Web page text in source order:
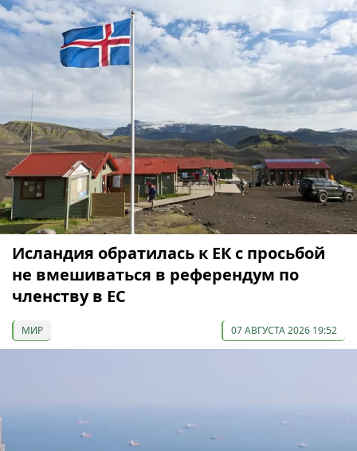
Исландия обратилась к ЕК с просьбой
не вмешиваться в референдум по
членству в ЕС
МИР 07 АВГУСТА 2026 19:52